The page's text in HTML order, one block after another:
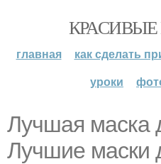
главная как сделать
уроки
Лучшая маска
Лучшие маски